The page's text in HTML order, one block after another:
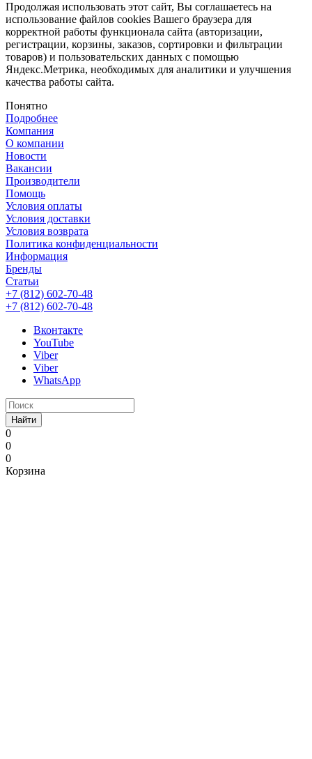
Продолжая использовать этот сайт, Вы соглашаетесь на
использование файлов cookies Вашего браузера для
корректной работы функционала сайта (авторизации,
регистрации, корзины, заказов, сортировки и фильтрации
товаров) и пользовательских данных с помощью
Яндекс.Метрика, необходимых для аналитики и улучшения
качества работы сайта.
Понятно
Подробнее
Компания
О компании
Новости
Вакансии
Производители
Помощь
Условия оплаты
Условия доставки
Условия возврата
Политика конфиденциальности
Информация
Бренды
Статьи
+7 (812) 602-70-48
+7 (812) 602-70-48
Вконтакте
YouTube
Viber
Viber
WhatsApp
Найти
0
0
0
Корзина